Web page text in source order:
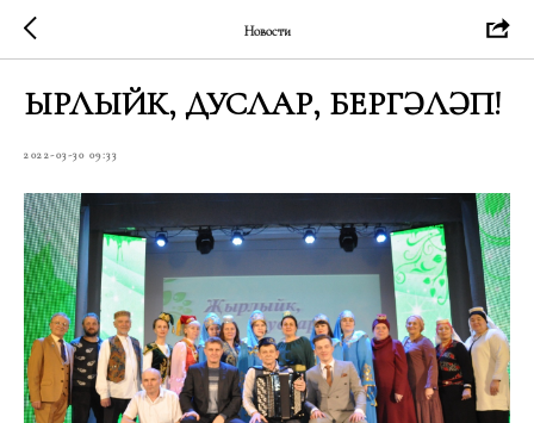
Новости
ҖЫРЛЫЙК, ДУСЛАР, БЕРГӘЛӘП!
2022-03-30 09:33